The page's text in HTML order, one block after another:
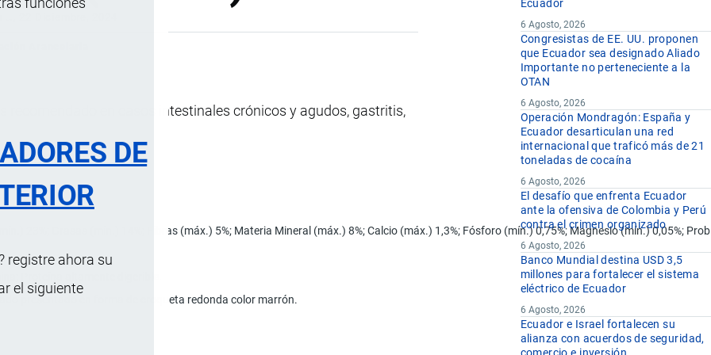
DE
registre ahora su
el siguiente
recomendado en casos intestinales crónicos y agudos, gastritis,
23%; Grasas (mín.) 14%; Fibras (máx.) 5%; Materia Mineral (máx.) 8%; Calcio (máx.) 1,3%; Fósforo (mín.) 0,75%; Magnesio (mín.)
presentado en forma de croqueta redonda color marrón.
Ecuador
6 Agosto, 2026
Congresistas de EE. UU. proponen
que Ecuador sea designado Aliado
Importante no perteneciente a la
OTAN
6 Agosto, 2026
Operación Mondragón: España y
Ecuador desarticulan una red
internacional que traficó más de 21
toneladas de cocaína
6 Agosto, 2026
El desafío que enfrenta Ecuador
ante la ofensiva de Colombia y Perú
contra el crimen organizado
6 Agosto, 2026
Banco Mundial destina USD 3,5
millones para fortalecer el sistema
eléctrico de Ecuador
6 Agosto, 2026
Ecuador e Israel fortalecen su
alianza con acuerdos de seguridad,